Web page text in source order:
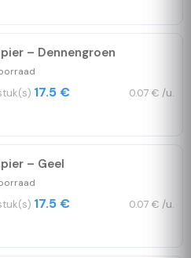
– Dennengroen
17.5 € 0.07 € /u.
– Geel
17.5 € 0.07 € /u.